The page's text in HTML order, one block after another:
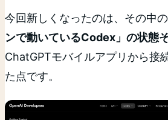
今回新しくなったのは、その中の
ンで動いているCodex」の状態
ChatGPTモバイルアプリから接
た点です。